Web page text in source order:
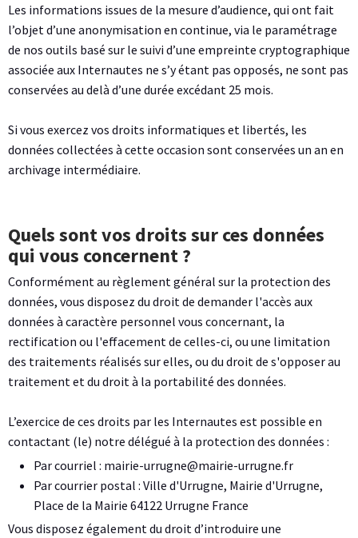
Les informations issues de la mesure d’audience, qui ont fait
l’objet d’une anonymisation en continue, via le paramétrage
de nos outils basé sur le suivi d’une empreinte cryptographique
associée aux Internautes ne s’y étant pas opposés, ne sont pas
conservées au delà d’une durée excédant 25 mois.
Si vous exercez vos droits informatiques et libertés, les
données collectées à cette occasion sont conservées un an en
archivage intermédiaire.
Quels sont vos droits sur ces données
qui vous concernent ?
Conformément au règlement général sur la protection des
données, vous disposez du droit de demander l'accès aux
données à caractère personnel vous concernant, la
rectification ou l'effacement de celles-ci, ou une limitation
des traitements réalisés sur elles, ou du droit de s'opposer au
traitement et du droit à la portabilité des données.
L’exercice de ces droits par les Internautes est possible en
contactant (le) notre délégué à la protection des données :
Par courriel : mairie-urrugne@mairie-urrugne.fr
Par courrier postal : Ville d'Urrugne, Mairie d'Urrugne,
Place de la Mairie 64122 Urrugne France
Vous disposez également du droit d’introduire une